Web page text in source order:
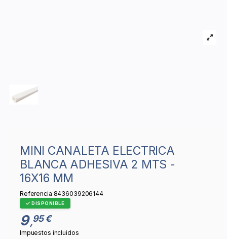
MINI CANALETA ELECTRICA
BLANCA ADHESIVA 2 MTS -
16X16 MM
Referencia 8436039206144
DISPONIBLE
9,95 €
Impuestos incluidos